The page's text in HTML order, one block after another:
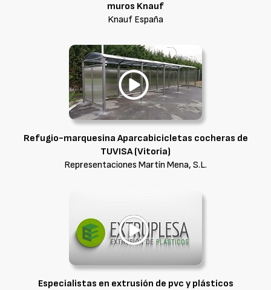
muros Knauf
Knauf España
Refugio-marquesina Aparcabicicletas cocheras de
TUVISA (Vitoria)
Representaciones Martín Mena, S.L.
Especialistas en extrusión de pvc y plásticos